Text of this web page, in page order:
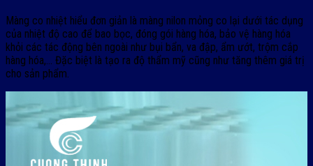
Màng co nhiệt hiểu đơn giản là màng nilon mỏng co lại dưới tác dụng
của nhiệt độ cao để bao bọc, đóng gói hàng hóa, bảo vệ hàng hóa
khỏi các tác động bên ngoài như bụi bẩn, va đập, ẩm ướt, trộm cắp
hàng hóa,… Đặc biệt là tạo ra độ thẩm mỹ cũng như tăng thêm giá trị
cho sản phẩm.